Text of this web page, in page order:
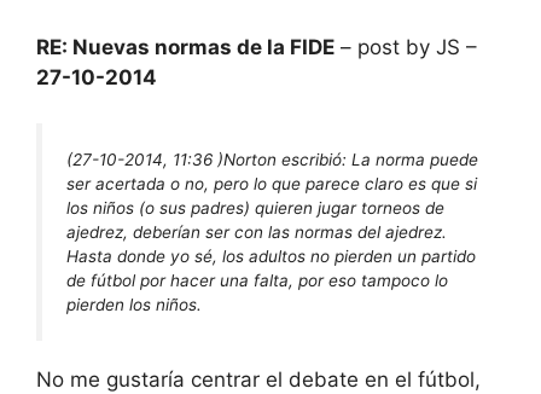
RE: Nuevas normas de la FIDE – post by JS –
27-10-2014
(27-10-2014, 11:36 )Norton escribió: La norma puede
ser acertada o no, pero lo que parece claro es que si
los niños (o sus padres) quieren jugar torneos de
ajedrez, deberían ser con las normas del ajedrez.
Hasta donde yo sé, los adultos no pierden un partido
de fútbol por hacer una falta, por eso tampoco lo
pierden los niños.
No me gustaría centrar el debate en el fútbol,